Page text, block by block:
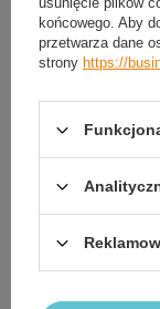
Rozmiar 5
47,90 zł
końcowego. Aby
przetwarza dane
strony https://